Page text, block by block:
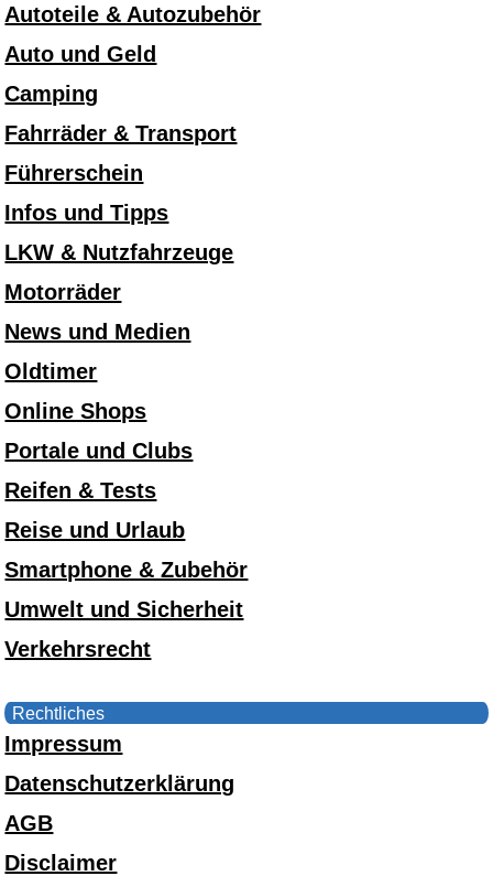
Autoteile & Autozubehör
Auto und Geld
Camping
Fahrräder & Transport
Führerschein
Infos und Tipps
LKW & Nutzfahrzeuge
Motorräder
News und Medien
Oldtimer
Online Shops
Portale und Clubs
Reifen & Tests
Reise und Urlaub
Smartphone & Zubehör
Umwelt und Sicherheit
Verkehrsrecht
Rechtliches
Impressum
Datenschutzerklärung
AGB
Disclaimer